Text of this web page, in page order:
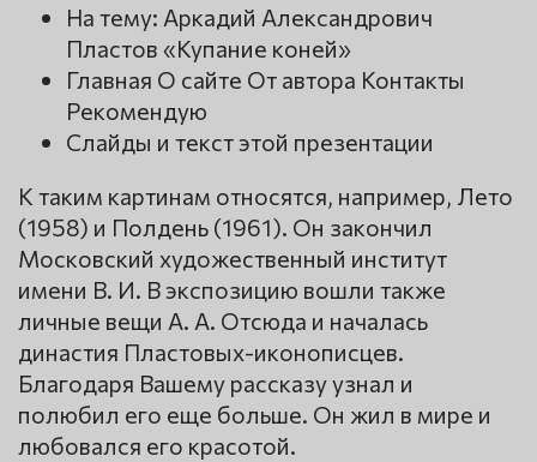
На тему: Аркадий Александрович
Пластов «Купание коней»
Главная О сайте От автора Контакты
Рекомендую
Слайды и текст этой презентации
К таким картинам относятся, например, Лето
(1958) и Полдень (1961). Он закончил
Московский художественный институт
имени В. И. В экспозицию вошли также
личные вещи А. А. Отсюда и началась
династия Пластовых-иконописцев.
Благодаря Вашему рассказу узнал и
полюбил его еще больше. Он жил в мире и
любовался его красотой.